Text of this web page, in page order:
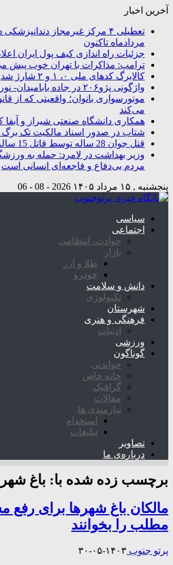
آخرین اخبار
تعطیلی ۴ مرکز غیرمجاز
مردادماه تاکنون
جزئیات راه اندازی کیف پول ایران
ترامپ: مذاکرات با تهران خوب پیش
کالابرگ کدهای ملی ۰، ۱ و ۲ شارژ شد
واژگونی پژو۲۰۶ در جاده بابامیدان- نورآباد با ۳ مصدوم
موتورسواری بانوان؛ واقعیتی که از
می‌کند
همکاری دانشگاه صنعتی شیراز و آبفا
شتاب در صدور اسناد مالکیت تک
قتل جوان 28 ساله توسط قاتل 15 ساله در کازرون
وزیر بهداشت در لامرد: حمله به
مردم بی‌دفاع و فاجعه‌ای انسانی است
پنجشنبه , ۱۵ مرداد ۱۴۰۵ 2026 - 08 - 06
سیاسی
اجتماعی
حوادث، انتظامی
بازار
طلا و ارز
خودرو
دانش و سلامت
تکنولوژی
شهرستان
فرهنگی و هنری
ادبیات
ورزشی
گوناگون
خواندنی
خانه خاص
گرافیک
مقالات
نیازمندی ها
استخدام
تبلیغات
تصاویر
درباره‌ی ما
برچسب زده شده با: باغ شهر
مالکان باغ شهرها برای رفع
مطلب را بخوانند
پرتو جنوب ۱۴۰۳-۰۵-۳۰